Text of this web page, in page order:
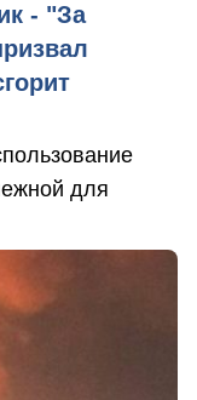
- "За
для